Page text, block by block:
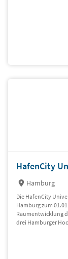
HafenCity
Hamburg
Die HafenCity
Hamburg zum
Raumentwicklung
drei Hamburger